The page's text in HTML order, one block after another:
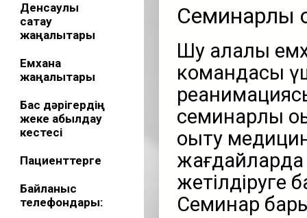
Денсаулық
сақтау
жаңалықтары
Емхана
жаңалықтары
Бас дәрігердің
жеке қабылдау
кестесі
Пациенттерге
Байланыс
телефондары:
Шу қалалық
командасы
семинарлық
оқыту
жетілдіруге
Семинар